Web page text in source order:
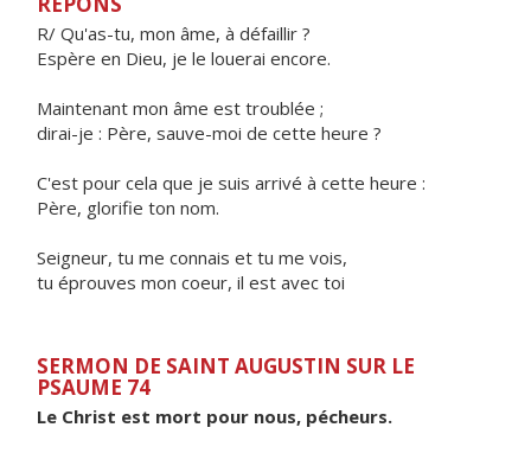
R/ Qu'as-tu, mon âme, à défaillir ?
Espère en Dieu, je le louerai encore.
Maintenant mon âme est troublée ;
dirai-je : Père, sauve-moi de cette heure ?
C'est pour cela que je suis arrivé à cette heure :
Père, glorifie ton nom.
Seigneur, tu me connais et tu me vois,
tu éprouves mon coeur, il est avec toi
SERMON DE SAINT AUGUSTIN SUR LE
PSAUME 74
Le Christ est mort pour nous, pécheurs.